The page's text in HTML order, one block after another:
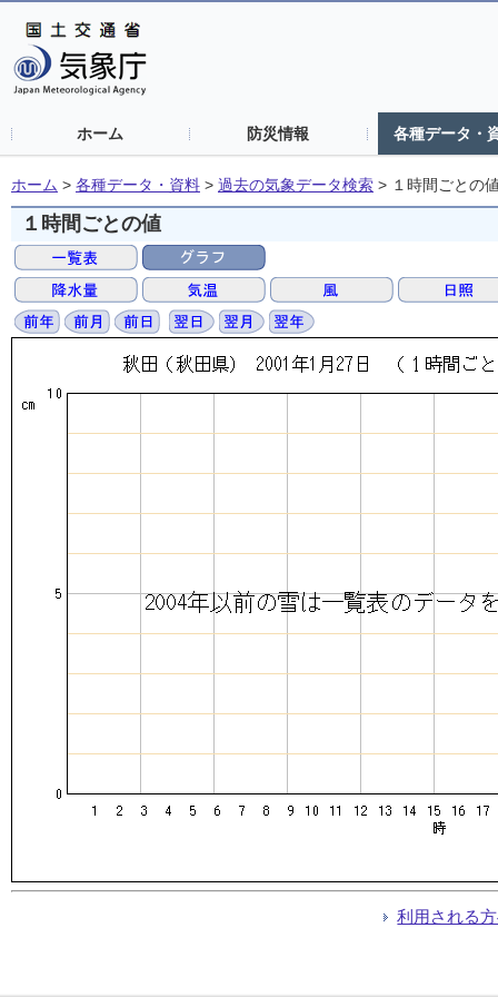
ホーム 防災情報 各種データ・
ホーム > 各種データ・資料 > 過去の気象データ検索 > １時間ごとの
１時間ごとの値
利用される